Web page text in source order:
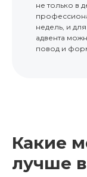
не только в
недель, и
адвента
повод и
Какие
лучше